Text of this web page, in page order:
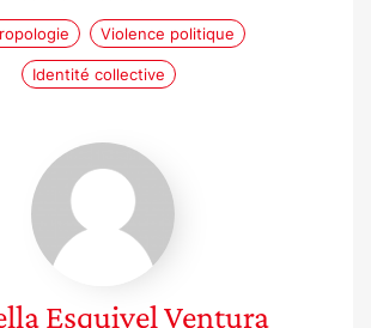
Violence politique
Identité collective
Isabella
Esquivel
Ventura
Esquivel Ventura